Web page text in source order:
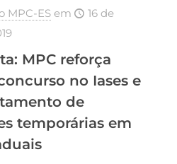
MPC-ES em
16 de
MPC reforça
no Iases e
de
temporárias em